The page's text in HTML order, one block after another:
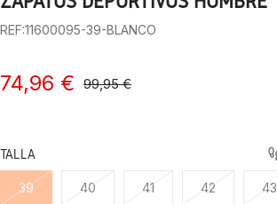
REF:11600095-39-BLANCO
74,96 € 99,95 €
TALLA
39 40 41 42 43